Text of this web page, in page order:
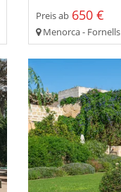
Preis ab 650 €
Menorca - Fornells